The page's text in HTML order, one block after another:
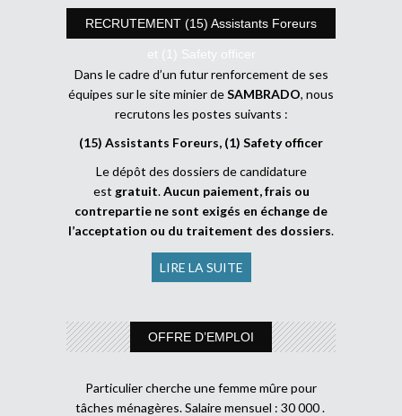
RECRUTEMENT (15) Assistants Foreurs
et (1) Safety officer
Dans le cadre d’un futur renforcement de ses
équipes sur le site minier deSAMBRADO, nous
recrutons les postes suivants :
(15) Assistants Foreurs, (1) Safety officer
Le dépôt des dossiers de candidature
est gratuit.Aucun paiement, frais ou
contrepartie ne sont exigés en échange de
l’acceptation ou du traitement des dossiers.
LIRE LA SUITE
OFFRE D’EMPLOI
Particulier cherche une femme mûre pour
tâches ménagères. Salaire mensuel : 30 000 .